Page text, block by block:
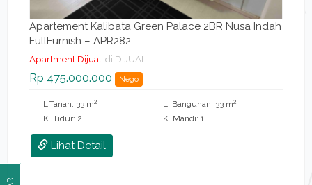
Apartement Kalibata Green Palace 2BR Nusa Indah
FullFurnish – APR282
Apartment Dijual di DIJUAL
Rp 475.000.000 Nego
L.Tanah: 33 m2 L. Bangunan: 33 m2
K. Tidur: 2 K. Mandi: 1
Lihat Detail